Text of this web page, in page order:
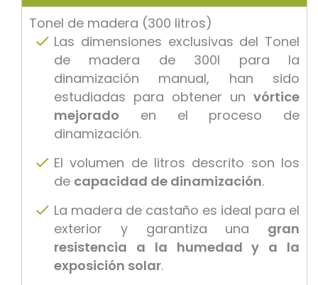
Tonel de madera (300 litros)
Las dimensiones exclusivas del Tonel
de madera de 300l para la
dinamización manual, han sido
estudiadas para obtener un vórtice
mejorado en el proceso de
dinamización.
El volumen de litros descrito son los
de capacidad de dinamización.
La madera de castaño es ideal para el
exterior y garantiza una gran
resistencia a la humedad y a la
exposición solar.